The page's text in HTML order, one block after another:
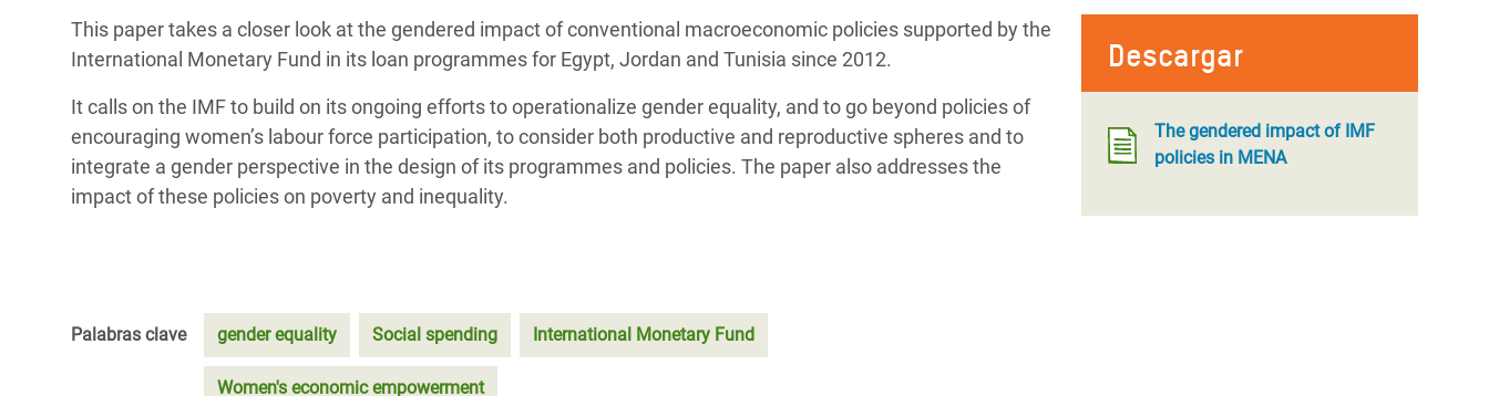
Inequality and Rights in a
Gender, Rights, and Justice
Crisis de Refugiados Rohinyá
Crisis en Siria
Crisis en Yemen
¡Basta! Acabemos con las violencias contra
mujeres y niñas
navegación
Descargar
The gendered impact of IMF
policies in MENA
This paper takes a closer look at the gendered impact of conventional macroeconomic policies supported by the
International Monetary Fund in its loan programmes for Egypt, Jordan and Tunisia since 2012.
It calls on the IMF to build on its ongoing efforts to operationalize gender equality, and to go beyond policies of
encouraging women’s labour force participation, to consider both productive and reproductive spheres and to
integrate a gender perspective in the design of its programmes and policies. The paper also addresses the
impact of these policies on poverty and inequality.
Palabras clave gender equality Social spending International Monetary Fund
Women's economic empowerment